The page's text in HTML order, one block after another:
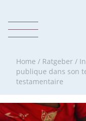
Home / Ratgeber /
publique dans son
testamentaire